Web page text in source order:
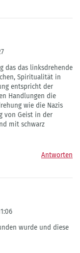
das das linksdrehende
Spiritualität in
entspricht der
Handlungen die
wie die Nazis
von Geist in der
mit schwarz
Antworten
wurde und diese